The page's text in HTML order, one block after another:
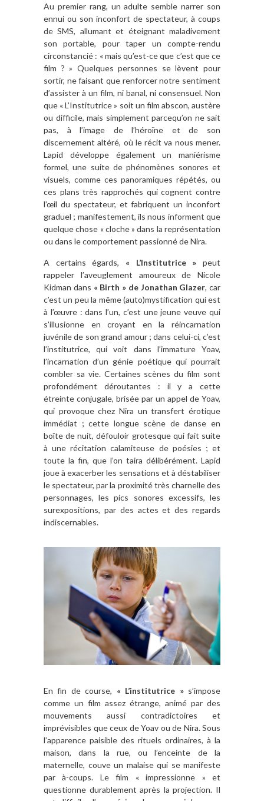
Au premier rang, un adulte semble narrer son
ennui ou son inconfort de spectateur, à coups
de SMS, allumant et éteignant maladivement
son portable, pour taper un compte-rendu
circonstancié : « mais qu’est-ce que c’est que ce
film ? » Quelques personnes se lèvent pour
sortir, ne faisant que renforcer notre sentiment
d’assister à un film, ni banal, ni consensuel. Non
que « L’Institutrice » soit un film abscon, austère
ou difficile, mais simplement parcequ’on ne sait
pas, à l’image de l’héroïne et de son
discernement altéré, où le récit va nous mener.
Lapid développe également un maniérisme
formel, une suite de phénomènes sonores et
visuels, comme ces panoramiques répétés, ou
ces plans très rapprochés qui cognent contre
l’œil du spectateur, et fabriquent un inconfort
graduel ; manifestement, ils nous informent que
quelque chose « cloche » dans la représentation
ou dans le comportement passionné de Nira.
A certains égards, « L’Institutrice » peut
rappeler l’aveuglement amoureux de Nicole
Kidman dans « Birth » de Jonathan Glazer, car
c’est un peu la même (auto)mystification qui est
à l’œuvre : dans l’un, c’est une jeune veuve qui
s’illusionne en croyant en la réincarnation
juvénile de son grand amour ; dans celui-ci, c’est
l’institutrice, qui voit dans l’immature Yoav,
l’incarnation d’un génie poétique qui pourrait
combler sa vie. Certaines scènes du film sont
profondément déroutantes : il y a cette
étreinte conjugale, brisée par un appel de Yoav,
qui provoque chez Nira un transfert érotique
immédiat ; cette longue scène de danse en
boîte de nuit, défouloir grotesque qui fait suite
à une récitation calamiteuse de poésies ; et
toute la fin, que l’on taira délibérément. Lapid
joue à exacerber les sensations et à déstabiliser
le spectateur, par la proximité très charnelle des
personnages, les pics sonores excessifs, les
surexpositions, par des actes et des regards
indiscernables.
En fin de course, « L’institutrice »s’impose
comme un film assez étrange, animé par des
mouvements aussi contradictoires et
imprévisibles que ceux de Yoav ou de Nira. Sous
l’apparence paisible des rituels ordinaires, à la
maison, dans la rue, ou l’enceinte de la
maternelle, couve un malaise qui se manifeste
par à-coups. Le film « impressionne » et
questionne durablement après la projection. Il